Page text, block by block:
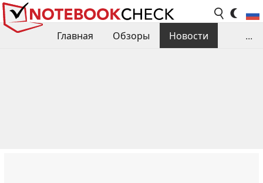
Главная Обзоры
Новости
...